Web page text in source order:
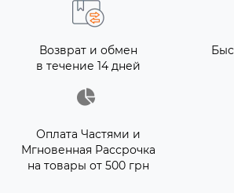
Возврат и обмен
в течение 14 дней
Оплата Частями и
Мгновенная Рассрочка
на товары от 500 грн